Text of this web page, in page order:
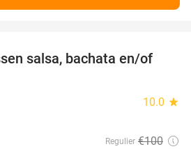
56%
salsa, bachata en/of
10.0 star
Regulier €100